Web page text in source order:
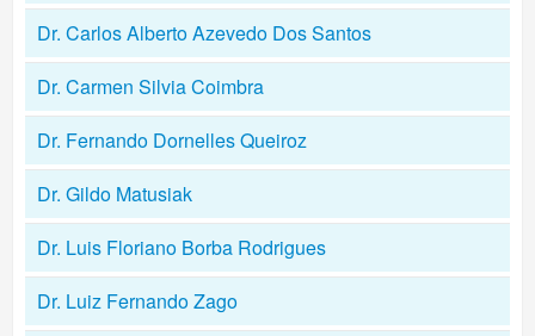
Dr. Carlos Alberto Azevedo Dos Santos
Dr. Carmen Silvia Coimbra
Dr. Fernando Dornelles Queiroz
Dr. Gildo Matusiak
Dr. Luis Floriano Borba Rodrigues
Dr. Luiz Fernando Zago